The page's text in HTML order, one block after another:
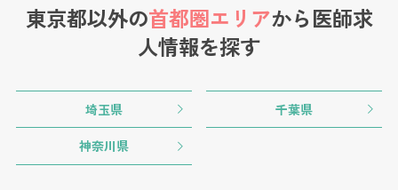
東京都以外の首都圏エリアから医師求
人情報を探す
埼玉県 千葉県
神奈川県